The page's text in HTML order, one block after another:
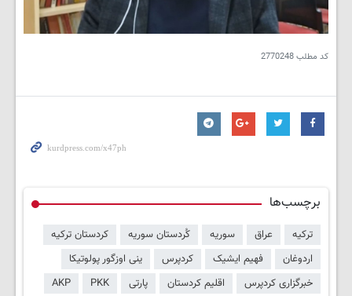
کد مطلب2770248
برچسب‌ها
ترکیه عراق سوریه کُردستان سوریه
کردستان ترکیه
اردوغان
فهیم ایشیک کردپرس
ینی اوزگور پولوتیکا
خبرگزاری کردپرس
اقلیم کردستان پارتی PKK
AKP